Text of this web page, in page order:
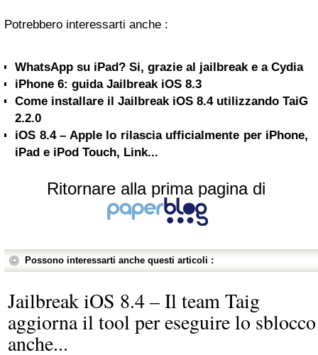
Potrebbero interessarti anche :
WhatsApp su iPad? Si, grazie al jailbreak e a Cydia
iPhone 6: guida Jailbreak iOS 8.3
Come installare il Jailbreak iOS 8.4 utilizzando TaiG
2.2.0
iOS 8.4 – Apple lo rilascia ufficialmente per iPhone,
iPad e iPod Touch, Link...
Ritornare alla prima pagina di
Possono interessarti anche questi articoli :
Jailbreak iOS 8.4 – Il team Taig
aggiorna il tool per eseguire lo sblocco
anche...